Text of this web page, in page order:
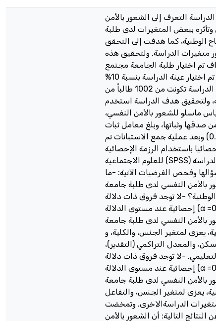
التعرف إلى الشعور بالأمن
وتأثره ببعض المتغيرات لدى طلبة
الوطنية، كما هدفت إلى التحقق
متغيرات الدراسة. ولتحقيق هذه
تم اختيار طلبة الجامعة مجتمع
للدراسة، وقد تم اختيار عينة الدراسة بنسبة 10%
من مجتمع الدراسة تكونت من 1002 طالباً من
ولتحقيق هدف الدراسة استخدم
ماسلو للشعور بالأمن النفسي،
من صدقها وثباتها، وبلغ معامل ثبات
المقياس(0.89) وبعد عملية جمع الاستبانات تم
باستخدام الرزمة الإحصائية
للعلوم الاجتماعية (SPSS) وحاولت الدراسة
سؤالها وفحص الفرضيات الآتية: -ما
بالأمن النفسي لدى طلبة جامعة
الوطنية؟ -لا توجد فروق ذات دلالة
إحصائية عند مستوى الدلالة (α =0.05) في
بالأمن النفسي لدى طلبة جامعة
يعزى لمتغير الجنس، والكلية، و
والمعدل التراكمي (التقدير)،
-لا توجد فروق ذات دلالة
إحصائية عند مستوى الدلالة (α =0.05) في
بالأمن النفسي لدى طلبة جامعة
يعزى لمتغير الجنس، والتفاعل
متغيرات الدراسةالاخرى. وتمخضت
النتائج التالية: أن الشعور بالأمن